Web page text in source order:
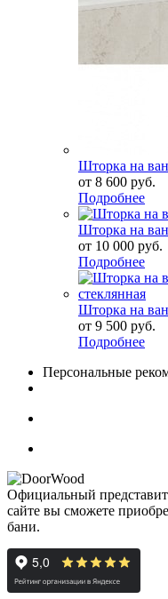
Шторка на
от 8 600 руб.
Подробнее
Шторка на
от 10 000 руб.
Подробнее
Шторка на
от 9 500 руб.
Подробнее
Персональные
Официальный
сайте вы сможете
бани.